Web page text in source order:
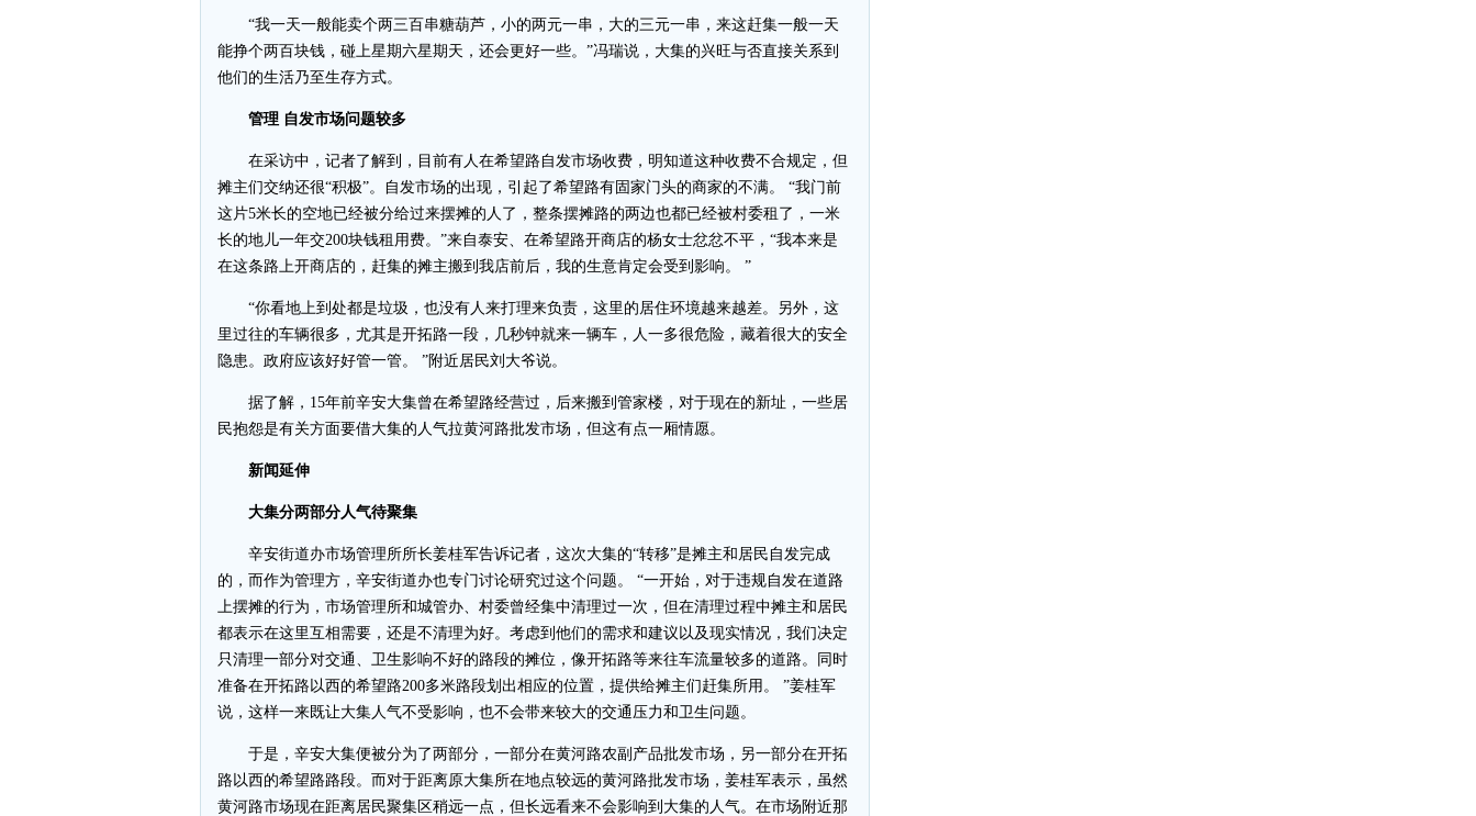
“我一天一般能卖个两三百串糖葫芦，小的两元一串，大的三元一串，来这赶集一般一天
能挣个两百块钱，碰上星期六星期天，还会更好一些。”冯瑞说，大集的兴旺与否直接关系到
他们的生活乃至生存方式。
管理 自发市场问题较多
在采访中，记者了解到，目前有人在希望路自发市场收费，明知道这种收费不合规定，但
摊主们交纳还很“积极”。自发市场的出现，引起了希望路有固家门头的商家的不满。 “我门前
这片5米长的空地已经被分给过来摆摊的人了，整条摆摊路的两边也都已经被村委租了，一米
长的地儿一年交200块钱租用费。”来自泰安、在希望路开商店的杨女士忿忿不平，“我本来是
在这条路上开商店的，赶集的摊主搬到我店前后，我的生意肯定会受到影响。 ”
“你看地上到处都是垃圾，也没有人来打理来负责，这里的居住环境越来越差。另外，这
里过往的车辆很多，尤其是开拓路一段，几秒钟就来一辆车，人一多很危险，藏着很大的安全
隐患。政府应该好好管一管。 ”附近居民刘大爷说。
据了解，15年前辛安大集曾在希望路经营过，后来搬到管家楼，对于现在的新址，一些居
民抱怨是有关方面要借大集的人气拉黄河路批发市场，但这有点一厢情愿。
新闻延伸
大集分两部分人气待聚集
辛安街道办市场管理所所长姜桂军告诉记者，这次大集的“转移”是摊主和居民自发完成
的，而作为管理方，辛安街道办也专门讨论研究过这个问题。 “一开始，对于违规自发在道路
上摆摊的行为，市场管理所和城管办、村委曾经集中清理过一次，但在清理过程中摊主和居民
都表示在这里互相需要，还是不清理为好。考虑到他们的需求和建议以及现实情况，我们决定
只清理一部分对交通、卫生影响不好的路段的摊位，像开拓路等来往车流量较多的道路。同时
准备在开拓路以西的希望路200多米路段划出相应的位置，提供给摊主们赶集所用。 ”姜桂军
说，这样一来既让大集人气不受影响，也不会带来较大的交通压力和卫生问题。
于是，辛安大集便被分为了两部分，一部分在黄河路农副产品批发市场，另一部分在开拓
路以西的希望路路段。而对于距离原大集所在地点较远的黄河路批发市场，姜桂军表示，虽然
黄河路市场现在距离居民聚集区稍远一点，但长远看来不会影响到大集的人气。在市场附近那